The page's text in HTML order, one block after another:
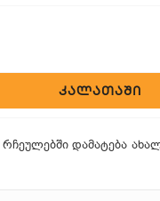
ᲙᲐᲚᲐᲗᲐᲨᲘ
რჩეულებში დამატება